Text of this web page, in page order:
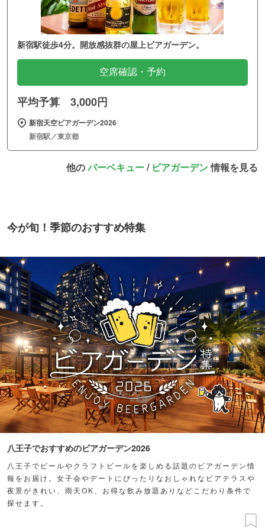
新宿駅徒歩4分。開放感抜群の屋上ビアガーデン。
空席確認・予約
平均予算 3,000円
新宿天空ビアガーデン2026
新宿駅／東京都
他のバーベキュー/ ビアガーデン情報を見る
今が旬！季節のおすすめ特集
八王子でおすすめのビアガーデン2026
八王子でビールやクラフトビールを楽しめる話題のビアガーデン情
報をお届け。女子会やデートにぴったりなおしゃれなビアテラスや
夜景がきれい、雨天OK、お得な飲み放題ありなどこだわり条件で
探せます。